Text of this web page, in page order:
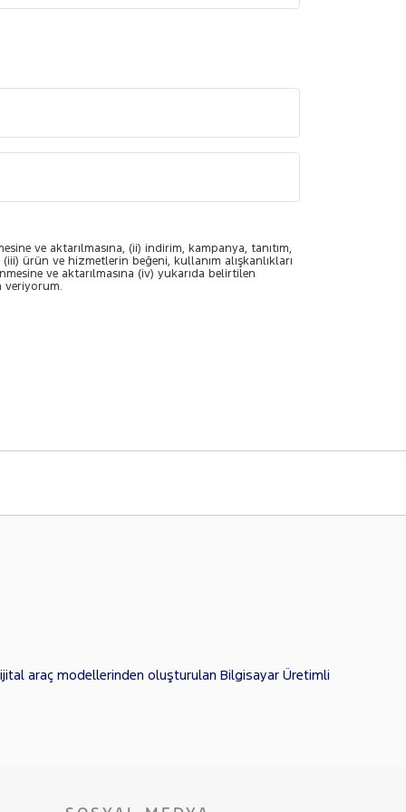
ve aktarılmasına, (ii) indirim, kampanya, tanıtım,
ürün ve hizmetlerin beğeni, kullanım alışkanlıkları
ve aktarılmasına (iv) yukarıda belirtilen
veriyorum.
araç modellerinden oluşturulan Bilgisayar Üretimli